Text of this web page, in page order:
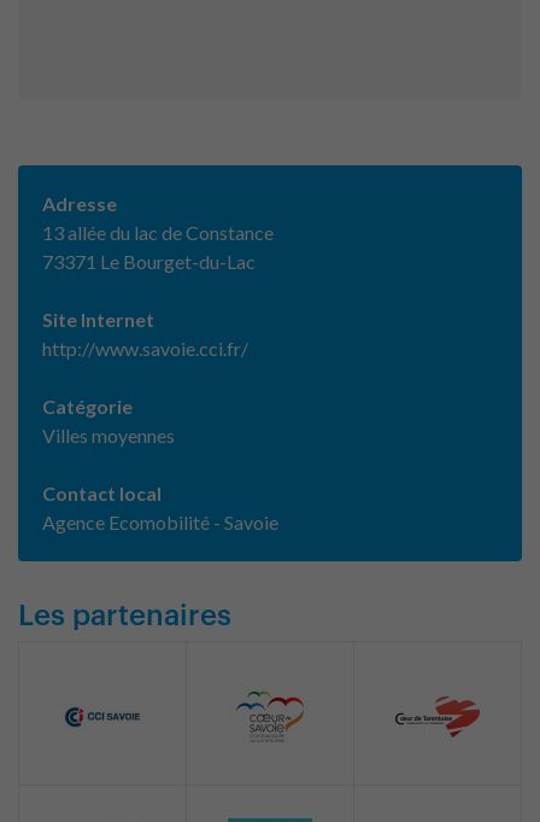
Adresse
13 allée du lac de Constance
73371 Le Bourget-du-Lac
Site Internet
http://www.savoie.cci.fr/
Catégorie
Villes moyennes
Contact local
Agence Ecomobilité - Savoie
Les partenaires